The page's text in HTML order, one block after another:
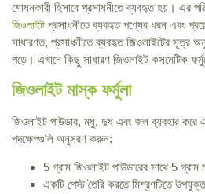
শোধনকারী হিসাবে প্রসাধনীতে ব্যবহৃত হয়। এর
জিওলাইট প্রসাধনীতে ব্যবহৃত পণ্যের ধরন এবং
সাধারণত, প্রসাধনীতে ব্যবহৃত জিওলাইটের
পড়ে। এখানে কিছু সাধারণ জিওলাইট কসমেটিক
জিওলাইট মাস্ক ফর্মুলা
জিওলাইট পাউডার, মধু, দুধ এবং জল ব্যবহার করে
পদক্ষেপগুলি অনুসরণ করুন:
5 গ্রাম জিওলাইট পাউডারের সাথে 5 গ্রাম
একটি পেস্ট তৈরি করতে মিশ্রণটিতে